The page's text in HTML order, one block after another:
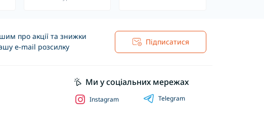
про акції та знижки
e-mail розсилку
Підписатися
Ми у соціальних мережах
Instagram Telegram